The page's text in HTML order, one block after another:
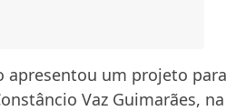
apresentou um projeto
Vaz Guimarães,